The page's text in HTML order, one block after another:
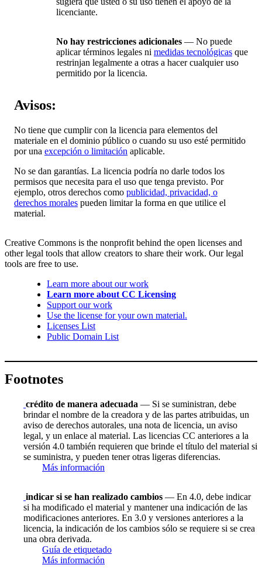
licenciante.
No hay restricciones adicionales — No puede
aplicar términos legales ni medidas tecnológicas que
restrinjan legalmente a otras a hacer cualquier uso
permitido por la licencia.
Avisos:
No tiene que cumplir con la licencia para elementos del
materiale en el dominio público o cuando su uso esté permitido
por una excepción o limitación aplicable.
No se dan garantías. La licencia podría no darle todos los
permisos que necesita para el uso que tenga previsto. Por
ejemplo, otros derechos como publicidad, privacidad, o
derechos morales pueden limitar la forma en que utilice el
material.
Creative Commons is the nonprofit behind the open licenses and
other legal tools that allow creators to share their work. Our legal
tools are free to use.
Learn more about our work
Learn more about CC Licensing
Support our work
Use the license for your own material.
Licenses List
Public Domain List
Footnotes
crédito de manera adecuada — Si se suministran, debe
brindar el nombre de la creadora y de las partes atribuidas, un
aviso de derechos autorales, una nota de licencia, un aviso
legal, y un enlace al material. Las licencias CC anteriores a la
versión 4.0 también requieren que brinde el título del material si
se suministra, y pueden tener otras ligeras diferencias.
Más información
indicar si se han realizado cambios — En 4.0, debe indicar
si ha modificado el material y mantener una indicación de las
modificaciones anteriores. En 3.0 y versiones anteriores a la
licencia, la indicación de los cambios sólo se requiere si se crea
una obra derivada.
Guía de etiquetado
Más información